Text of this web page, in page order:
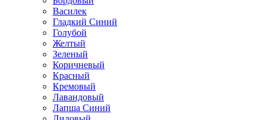
Василек
Гладкий Синий
Голубой
Желтый
Зеленый
Коричневый
Красный
Кремовый
Лавандовый
Лапша Синий